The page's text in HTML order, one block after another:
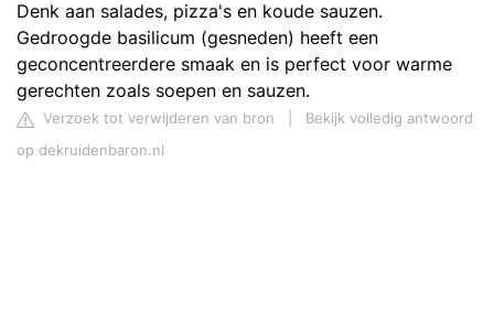
Denk aan salades, pizza's en koude sauzen.
Gedroogde basilicum (gesneden) heeft een
geconcentreerdere smaak en is perfect voor warme
gerechten zoals soepen en sauzen.
Verzoek tot verwijderen van bron
Bekijk volledig antwoord
op dekruidenbaron.nl